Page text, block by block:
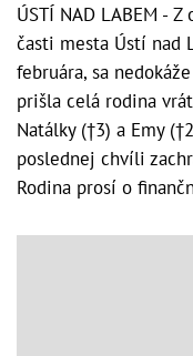
ÚSTÍ NAD LABEM -
časti mesta Ústí nad
februára, sa
prišla celá rodina
Natálky (†3) a Emy
poslednej chvíli
Rodina prosí o